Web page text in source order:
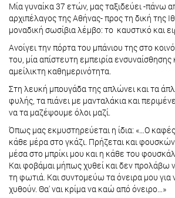
Μία γυναίκα 37 ετών, μας ταξιδεύει -πάνω
αρχιπέλαγος της Αθήνας- προς τη δική της
μοναδική σωσίβια λέμβο: το καυστικό και
Ανοίγει την πόρτα του μπάνιου της στο
του, μία απίστευτη εμπειρία
αμείλικτη καθημερινότητα.
Στη λευκή μπουγάδα της απλώνει και τα
φυλής, τα πιάνει με μανταλάκια και
να τα μαζέψουμε όλοι μαζί.
Όπως μας εκμυστηρεύεται η ίδια: «…Ο
κάθε μέρα στο γκάζι. Πρήζεται και
μέσα στο μπρίκι μου και η κάθε του
Και φοβάμαι μήπως χυθεί και δεν προλάβω
τη φωτιά. Και συντομεύω τα όνειρα μου
χυθούν. Θα' ναι κρίμα να καώ από όνειρο…»